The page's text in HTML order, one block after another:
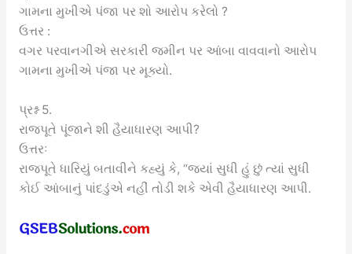
ગામના મુખીએ પંજા પર શો આરોપ કરેલો ?
ઉત્તર :
વગર પરવાનગીએ સરકારી જમીન પર આંબા વાવવાનો આરોપ
ગામના મુખીએ પંજા પર મૂક્યો.
પ્રશ્ન 5.
રાજપૂતે પૂંજાને શી હૈયાધારણ આપી?
ઉત્તરઃ
રાજપૂતે ધારિયું બતાવીને કહ્યું કે, “જ્યાં સુધી હું છું ત્યાં સુધી
કોઈ આંબાનું પાંદડુંએ નહીં તોડી શકે એવી હૈયાધારણ આપી.